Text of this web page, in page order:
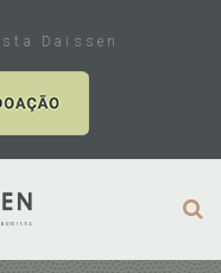
Daissen